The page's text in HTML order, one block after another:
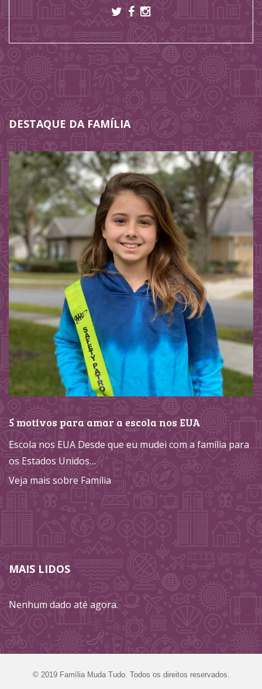
DESTAQUE DA FAMÍLIA
5 motivos para amar a escola nos EUA
Escola nos EUA Desde que eu mudei com a família para
os Estados Unidos…
Veja mais sobre Família
MAIS LIDOS
Nenhum dado até agora.
©‎ 2019 Família Muda Tudo. Todos os direitos reservados.